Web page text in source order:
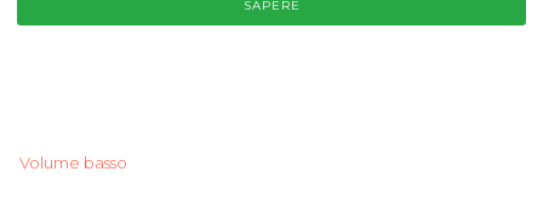
SAPERE
Volume basso